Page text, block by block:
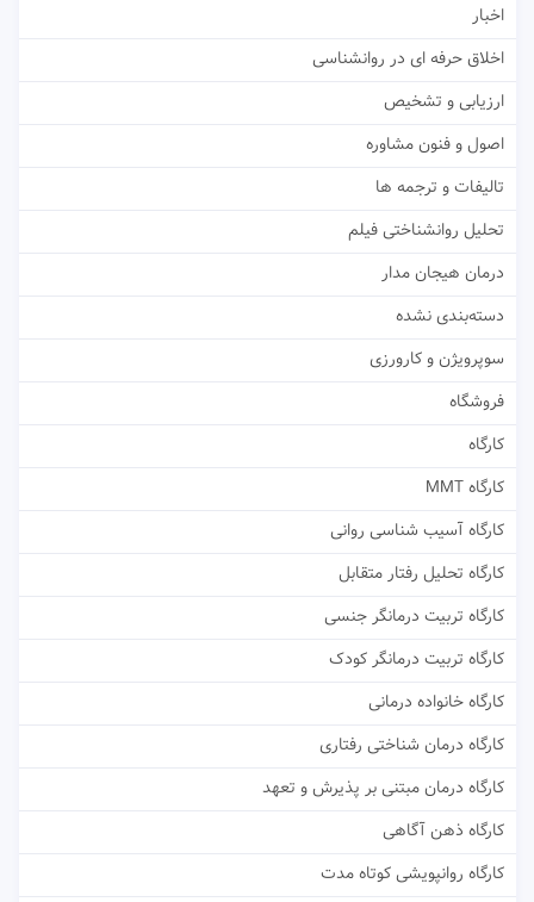
اخبار
اخلاق حرفه ای در روانشناسی
ارزیابی و تشخیص
اصول و فنون مشاوره
تالیفات و ترجمه ها
تحلیل روانشناختی فیلم
درمان هیجان مدار
دسته‌بندی نشده
سوپرویژن و کارورزی
فروشگاه
کارگاه
کارگاه MMT
کارگاه آسیب شناسی روانی
کارگاه تحلیل رفتار متقابل
کارگاه تربیت درمانگر جنسی
کارگاه تربیت درمانگر کودک
کارگاه خانواده درمانی
کارگاه درمان شناختی رفتاری
کارگاه درمان مبتنی بر پذیرش و تعهد
کارگاه ذهن آگاهی
کارگاه روانپویشی کوتاه مدت